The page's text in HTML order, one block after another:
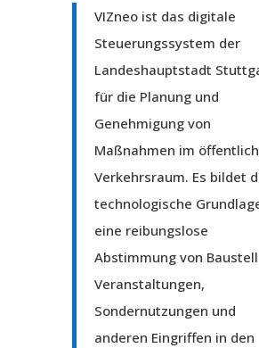
VIZneo ist das digitale
Steuerungssystem der
Landeshauptstadt
für die Planung und
Genehmigung von
Maßnahmen im
Verkehrsraum. Es bildet
technologische
eine reibungslose
Abstimmung von
Veranstaltungen,
Sondernutzungen und
anderen Eingriffen in den